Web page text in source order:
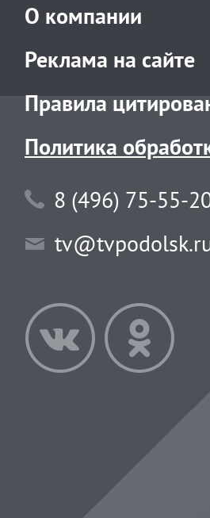
О компании
Реклама на сайте
Правила
Политика
8 (496) 75-55-